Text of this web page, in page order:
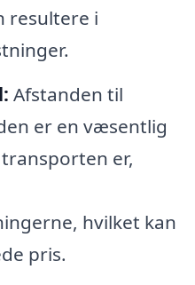
resultere i
Afstanden til
er en væsentlig
er,
hvilket kan
pris.